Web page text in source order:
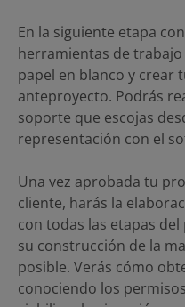
En la siguiente etapa
herramientas de
papel en blanco y crear
anteproyecto. Podrás
soporte que escojas
representación con el
Una vez aprobada tu
cliente, harás la
con todas las etapas
su construcción de la
posible. Verás cómo
conociendo los